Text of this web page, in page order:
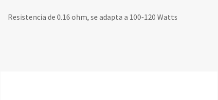
Resistencia de 0.16 ohm, se adapta a 100-120 Watts